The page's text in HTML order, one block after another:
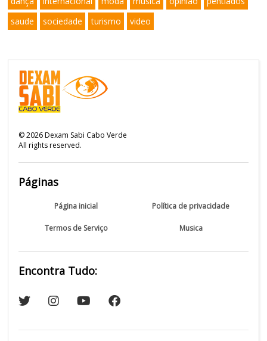
saude
sociedade turismo video
©2026Dexam Sabi Cabo Verde
All rights reserved.
Páginas
Página inicial Política de privacidade
Termos de Serviço Musica
Encontra Tudo: